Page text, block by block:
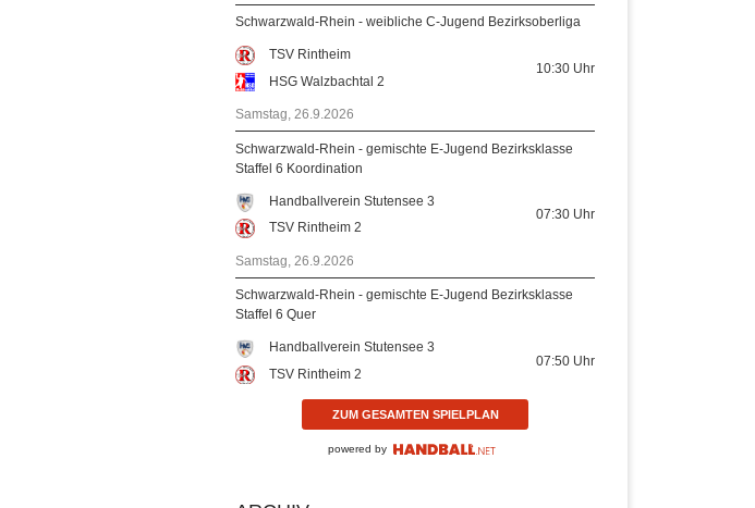
Schwarzwald-Rhein - weibliche C-Jugend Bezirksoberliga
TSV Rintheim
HSG Walzbachtal 2
10:30 Uhr
Samstag, 26.9.2026
Schwarzwald-Rhein - gemischte E-Jugend Bezirksklasse
Staffel 6 Koordination
Handballverein Stutensee 3
TSV Rintheim 2
07:30 Uhr
Samstag, 26.9.2026
Schwarzwald-Rhein - gemischte E-Jugend Bezirksklasse
Staffel 6 Quer
Handballverein Stutensee 3
TSV Rintheim 2
07:50 Uhr
ZUM GESAMTEN SPIELPLAN
powered by